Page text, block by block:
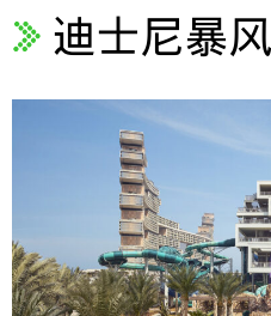
迪士尼暴